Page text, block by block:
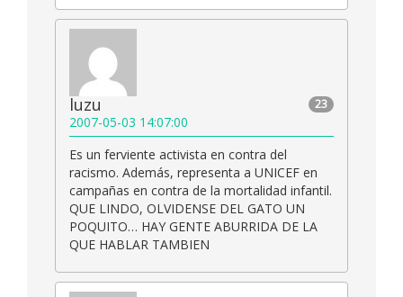
23
luzu
2007-05-03 14:07:00
Es un ferviente activista en contra del
racismo. Además, representa a UNICEF en
campañas en contra de la mortalidad infantil.
QUE LINDO, OLVIDENSE DEL GATO UN
POQUITO… HAY GENTE ABURRIDA DE LA
QUE HABLAR TAMBIEN